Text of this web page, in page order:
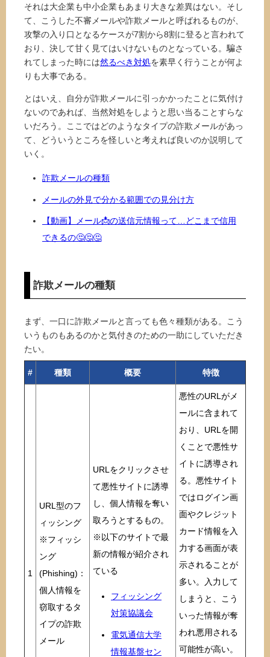
それは大企業も中小企業もあまり大きな差異はない。そし
て、こうした不審メールや詐欺メールと呼ばれるものが、
攻撃の入り口となるケースが7割から8割に登ると言われて
おり、決して甘く見てはいけないものとなっている。騙さ
れてしまった時には然るべき対処を素早く行うことが何よ
りも大事である。
とはいえ、自分が詐欺メールに引っかかったことに気付け
ないのであれば、当然対処をしようと思い当ることすらな
いだろう。ここではどのようなタイプの詐欺メールがあっ
て、どういうところを怪しいと考えれば良いのか説明して
いく。
詐欺メールの種類
メールの外見で分かる範囲での見分け方
【動画】メール📩の送信元情報って…どこまで信用
できるの🤔🤔🤔
詐欺メールの種類
まず、一口に詐欺メールと言っても色々種類がある。こう
いうものもあるのかと気付きのための一助にしていただき
たい。
# 種類 概要 特徴
1
URL型のフ
ィッシング
※フィッシ
ング
(Phishing)：
個人情報を
窃取するタ
イプの詐欺
メール
URLをクリックさせ
て悪性サイトに誘導
し、個人情報を奪い
取ろうとするもの。
※以下のサイトで最
新の情報が紹介され
ている
フィッシング
対策協議会
電気通信大学
情報基盤セン
悪性のURLがメ
ールに含まれて
おり、URLを開
くことで悪性サ
イトに誘導され
る。悪性サイト
ではログイン画
面やクレジット
カード情報を入
力する画面が表
示されることが
多い。入力して
しまうと、こう
いった情報が奪
われ悪用される
可能性が高い。